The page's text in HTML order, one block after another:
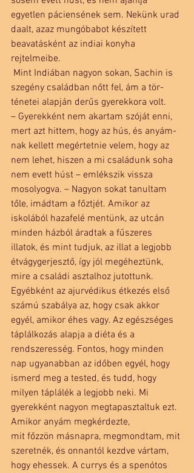
egyetlen páciensének sem. Nekünk urad
daalt, azaz mungóbabot készített
beavatásként az indiai konyha
rejtelmeibe.
szegény családban nőtt fel, ám a tör-
ténetei alapján derűs gyerekkora volt.
– Gyerekként nem akartam szóját enni,
mert azt hittem, hogy az hús, és anyám-
nak kellett megértetnie velem, hogy az
nem lehet, hiszen a mi családunk soha
nem evett húst – emlékszik vissza
mosolyogva. – Nagyon sokat tanultam
tőle, imádtam a főztjét. Amikor az
iskolából hazafelé mentünk, az utcán
minden házból áradtak a fűszeres
illatok, és mint tudjuk, az illat a legjobb
étvágygerjesztő, így jól megéheztünk,
mire a családi asztalhoz jutottunk.
Egyébként az ajurvédikus étkezés első
számú szabálya az, hogy csak akkor
egyél, amikor éhes vagy. Az egészséges
táplálkozás alapja a diéta és a
rendszeresség. Fontos, hogy minden
nap ugyanabban az időben egyél, hogy
ismerd meg a tested, és tudd, hogy
milyen táplálék a legjobb neki. Mi
gyerekként nagyon megtapasztaltuk ezt.
Amikor anyám megkérdezte,
mit főzzön másnapra, megmondtam, mit
szeretnék, és onnantól kezdve vártam,
hogy ehessek. A currys és a spenótos